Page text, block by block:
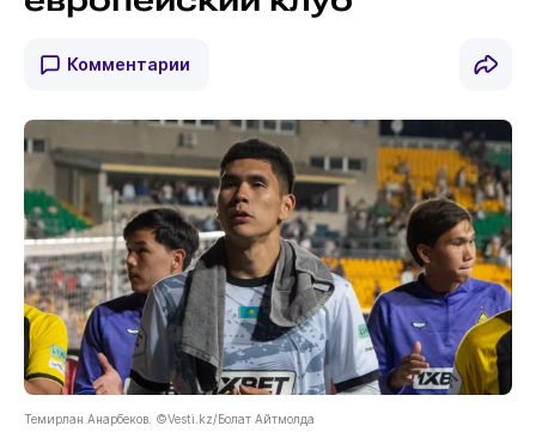
Комментарии
Темирлан Анарбеков. ©Vesti.kz/Болат Айтмолда